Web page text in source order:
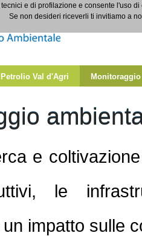
Petrolio Val d'Agri Monitoraggio
e
le
impatto sulle
e di profilazione e consente l'uso
Se non desideri riceverli ti invitiamo a